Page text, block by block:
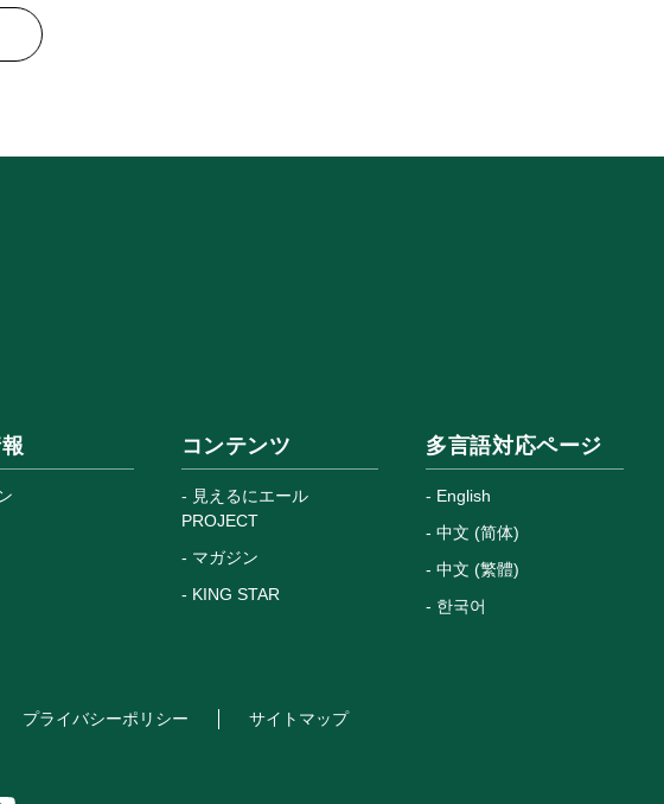
コンテンツ
見えるにエール
PROJECT
マガジン
KING STAR
多言語対応ページ
English
中文 (简体)
中文 (繁體)
한국어
プライバシーポリシー サイトマップ